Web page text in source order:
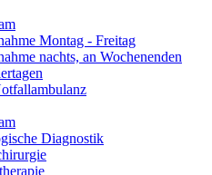
Montag - Freitag
nachts, an Wochenenden
Diagnostik